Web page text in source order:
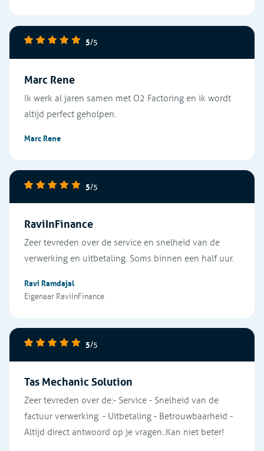
5/5
Marc Rene
Ik werk al jaren samen met O2 Factoring en ik wordt
altijd perfect geholpen.
Marc Rene
5/5
RaviInFinance
Zeer tevreden over de service en snelheid van de
verwerking en uitbetaling. Soms binnen een half uur.
Ravi Ramdajal
Eigenaar RaviInFinance
5/5
Tas Mechanic Solution
Zeer tevreden over de:- Service - Snelheid van de
factuur verwerking. - Uitbetaling - Betrouwbaarheid -
Altijd direct antwoord op je vragen..Kan niet beter!